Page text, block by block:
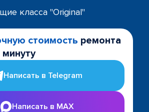
класса "Original"
стоимость ремонта
минуту
Написать в Telegram
Написать в MAX